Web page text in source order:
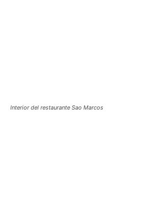
Interior del restaurante Sao Marcos